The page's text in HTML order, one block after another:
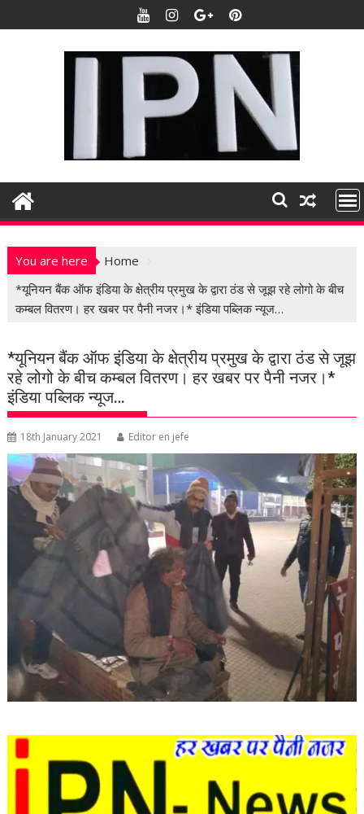
k
t
n
You are here
Home
*यूनियन बैंक ऑफ इंडिया के क्षेत्रीय प्रमुख के द्वारा ठंड से जूझ रहे लोगो के बीच
कम्बल वितरण। हर खबर पर पैनी नजर।* इंडिया पब्लिक न्यूज…
*यूनियन बैंक ऑफ इंडिया के क्षेत्रीय प्रमुख के द्वारा ठंड से जूझ
रहे लोगो के बीच कम्बल वितरण। हर खबर पर पैनी नजर।*
इंडिया पब्लिक न्यूज…
18th January 2021 Editor en jefe